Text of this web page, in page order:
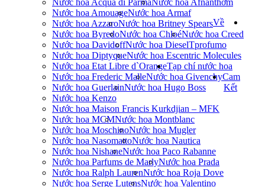
Nước hoa Acqua di ParmaNước hoa Afnan
Nước hoa AmouageNước hoa Armaf
Nước hoa AzzaroNước hoa Britney Spears
Nước hoa ByredoNước hoa ChloéNước hoa Creed
Nước hoa DavidoffNước hoa Diesel
Nước hoa DiptyqueNước hoa Escentric Molecules
Nước hoa Etat Libre d`Orange
Nước hoa Frederic MalleNước hoa Givenchy
Nước hoa GuerlainNước hoa Hugo Boss
Nước hoa Kenzo
Nước hoa Maison Francis Kurkdjian – MFK
Nước hoa MCMNước hoa Montblanc
Nước hoa MoschinoNước hoa Mugler
Nước hoa NasomattoNước hoa Nautica
Nước hoa NishaneNước hoa Paco Rabanne
Nước hoa Parfums de MarlyNước hoa Prada
Nước hoa Ralph LaurenNước hoa Roja Dove
Nước hoa Serge LutensNước hoa Valentino
thơm
Về
Tprofumo
Tạp chí nước hoa
Cam
Kết